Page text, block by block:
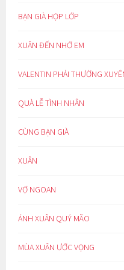
BẠN GIÀ HỌP LỚP
XUÂN ĐẾN NHỚ EM
VALENTIN PHẢI THƯỜNG
QUÀ LỄ TÌNH NHÂN
CÙNG BẠN GIÀ
XUÂN
VỢ NGOAN
ÁNH XUÂN QUÝ MÃO
MÙA XUÂN ƯỚC VỌNG